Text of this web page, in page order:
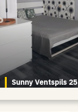
Sunny Ventspils 25